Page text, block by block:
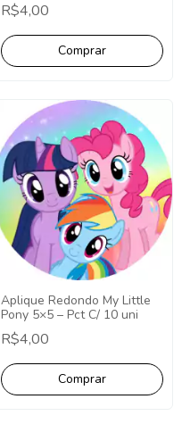
R$4,00
Aplique Redondo My Little
Pony 5×5 – Pct C/ 10 uni
R$4,00